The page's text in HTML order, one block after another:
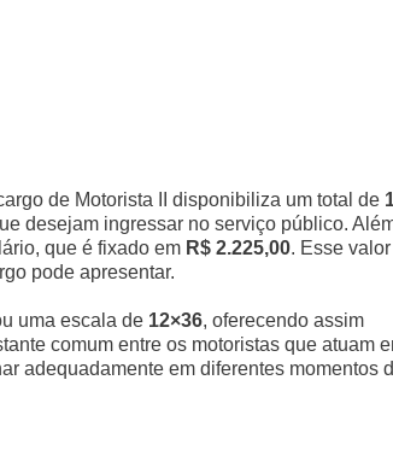
de Motorista II disponibiliza um total de
desejam ingressar no serviço público.
que é fixado em R$ 2.225,00. Esse
pode apresentar.
uma escala de 12×36, oferecendo assim
comum entre os motoristas que atuam
adequadamente em diferentes momentos